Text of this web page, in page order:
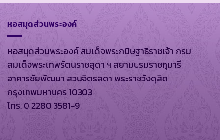
หอสมุดส่วนพระองค์
หอสมุดส่วนพระองค์ สมเด็จพระกนิษฐาธิราชเจ้า กรม
สมเด็จพระเทพรัตนราชสุดา ฯ สยามบรมราชกุมารี
อาคารชัยพัฒนา สวนจิตรลดา พระราชวังดุสิต
กรุงเทพมหานคร 10303
โทร. 0 2280 3581-9